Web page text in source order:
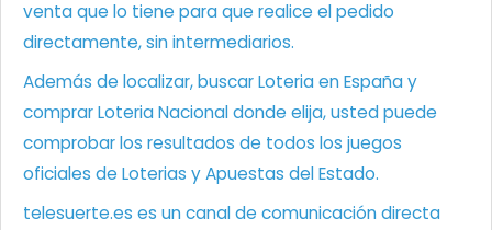
venta que lo tiene para que realice el pedido
directamente, sin intermediarios.
Además de localizar, buscar Loteria en España y
comprar Loteria Nacional donde elija, usted puede
comprobar los resultados de todos los juegos
oficiales de Loterias y Apuestas del Estado.
telesuerte.es es un canal de comunicación directa